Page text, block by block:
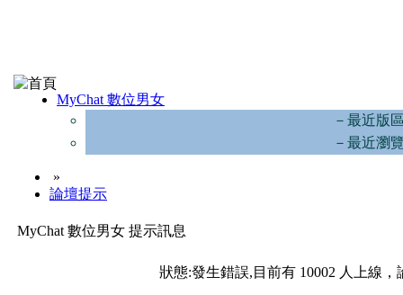
MyChat 數位男女
－最近版
－最近瀏
»
論壇提示
MyChat 數位男女 提示訊息
狀態:發生錯誤,目前有 10002 人上線